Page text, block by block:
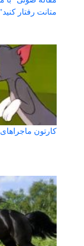
متانت رفتار کنید"
کارتون